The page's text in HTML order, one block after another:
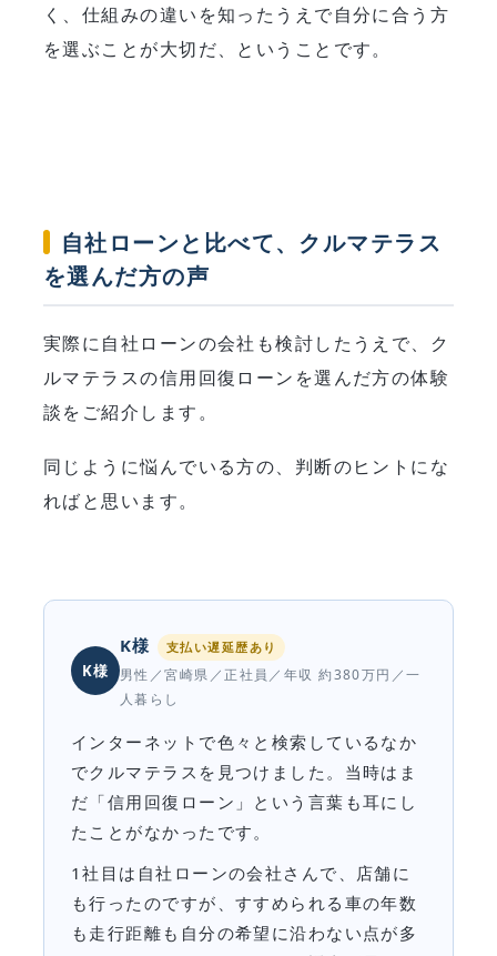
く、仕組みの違いを知ったうえで自分に合う方
を選ぶことが大切だ、ということです。
自社ローンと比べて、クルマテラス
を選んだ方の声
実際に自社ローンの会社も検討したうえで、ク
ルマテラスの信用回復ローンを選んだ方の体験
談をご紹介します。
同じように悩んでいる方の、判断のヒントにな
ればと思います。
K様
K様 支払い遅延歴あり
男性／宮崎県／正社員／年収 約380万円／一
人暮らし
インターネットで色々と検索しているなか
でクルマテラスを見つけました。当時はま
だ「信用回復ローン」という言葉も耳にし
たことがなかったです。
1社目は自社ローンの会社さんで、店舗に
も行ったのですが、すすめられる車の年数
も走行距離も自分の希望に沿わない点が多